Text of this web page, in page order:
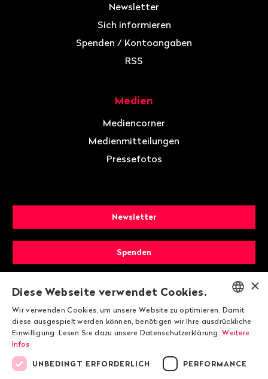
Newsletter
Sich informieren
Spenden / Kontoangaben
RSS
Medien
Mediencorner
Medienmitteilungen
Pressefotos
Newsletter
Spenden
Mitglied werden
ENGLISH
DEUTSCH
×
Diese Webseite verwendet Cookies.
Wir verwenden Cookies, um unsere Website zu optimieren. Damit
diese ausgespielt werden können, benötigen wir Ihre ausdrückliche
Einwilligung. Lesen Sie dazu unsere Datenschutzerklärung. Weitere
Infos
UNBEDINGT ERFORDERLICH PERFORMANCE